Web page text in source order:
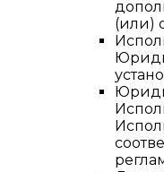
(или)